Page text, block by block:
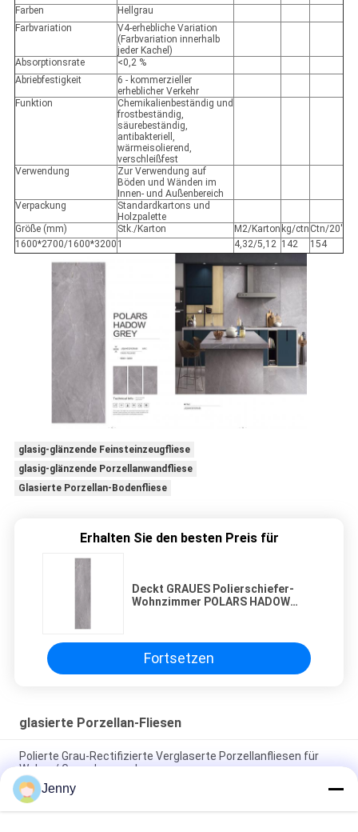
Farben
Hellgrau
Farbvariation
V4-erhebliche Variation
(Farbvariation innerhalb
jeder Kachel)
Absorptionsrate
<0,2 %
Abriebfestigkeit
6 - kommerzieller
erheblicher Verkehr
Funktion
Chemikalienbeständig und
frostbeständig,
säurebeständig,
antibakteriell,
wärmeisolierend,
verschleißfest
Verwendung
Zur Verwendung auf
Böden und Wänden im
Innen- und Außenbereich
Verpackung
Standardkartons und
Holzpalette
Größe (mm)
Stk./Karton M2/Karton kg/ctn Ctn/20'
1600*2700/1600*3200 1 4,32/5,12 142 154
glasig-glänzende Feinsteinzeugfliese
glasig-glänzende Porzellanwandfliese
Glasierte Porzellan-Bodenfliese
Erhalten Sie den besten Preis für
Deckt GRAUES Polierschiefer-
Wohnzimmer POLARS HADOW
1600*2700mm 1600*3200mm mit
Ziegeln
Fortsetzen
glasierte Porzellan-Fliesen
Polierte Grau-Rectifizierte Verglaserte Porzellanfliesen für
Wohn- / Gewerbezwecke
Glanzverglasete, gerechte Porzellanfliesen mit polierten
Oberflächen mit geringer Wasserabsorption PEI 4
Jenny